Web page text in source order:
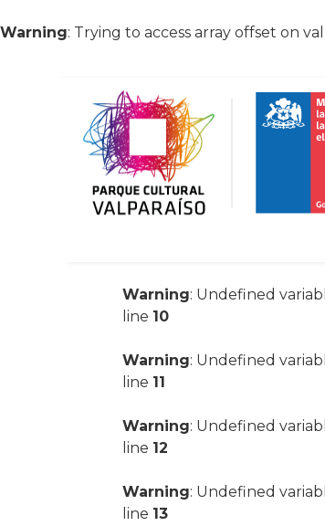
Warning: Trying to access array offset on
Warning: Undefined
line 10
Warning: Undefined
line 11
Warning: Undefined
line 12
Warning: Undefined
line 13